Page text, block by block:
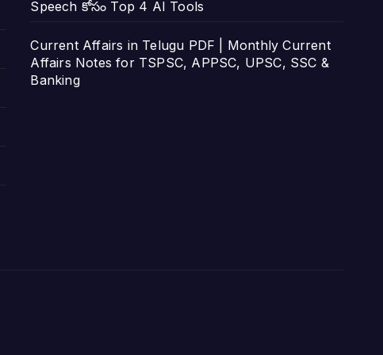
Speech కోసం Top 4 AI Tools
Current Affairs in Telugu PDF | Monthly Current
Affairs Notes for TSPSC, APPSC, UPSC, SSC &
Banking